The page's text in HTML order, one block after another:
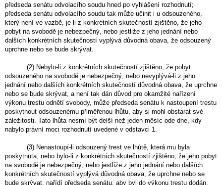
předseda senátu odvolacího soudu hned po vyhlášení rozhodnutí;
předseda senátu odvolacího soudu tak může učinit i u odsouzeného,
který není ve vazbě, je-li z konkrétních skutečností zjištěno, že jeho
pobyt na svobodě je nebezpečný, nebo jestliže z jeho jednání nebo
dalších konkrétních skutečností vyplývá důvodná obava, že odsouzený
uprchne nebo se bude skrývat.
(2) Nebylo-li z konkrétních skutečností zjištěno, že pobyt
odsouzeného na svobodě je nebezpečný, nebo nevyplývá-li z jeho
jednání nebo dalších konkrétních skutečností důvodná obava, že uprchne
nebo se bude skrývat, a není tak dán důvod pro okamžité nařízení
výkonu trestu odnětí svobody, může předseda senátu k nastoupení trestu
poskytnout odsouzenému přiměřenou lhůtu, aby si mohl obstarat své
záležitosti. Tato lhůta nesmí být delší než jeden měsíc ode dne, kdy
nabylo právní moci rozhodnutí uvedené v odstavci 1.
(3) Nenastoupí-li odsouzený trest ve lhůtě, která mu byla
poskytnuta, nebo bylo-li z konkrétních skutečností zjištěno, že jeho pobyt
na svobodě je nebezpečný, nebo jestliže z jeho jednání nebo dalších
konkrétních skutečností vyplývá důvodná obava, že uprchne nebo se
bude skrývat, nařídí předseda senátu, aby byl do výkonu trestu dodán.